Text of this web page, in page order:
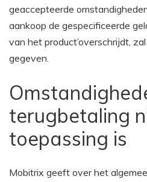
geaccepteerde
aankoop de gespecificeerde
van het product’overschrijdt,
gegeven.
terugbetaling
toepassing is
Mobitrix geeft over het